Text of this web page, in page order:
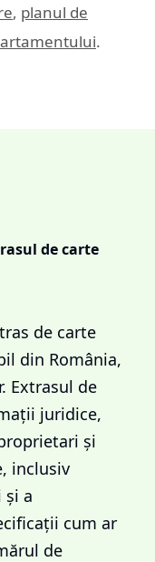
, planul de
.
de carte
de carte
din România,
Extrasul de
juridice,
și
inclusiv
și a
cum ar
de